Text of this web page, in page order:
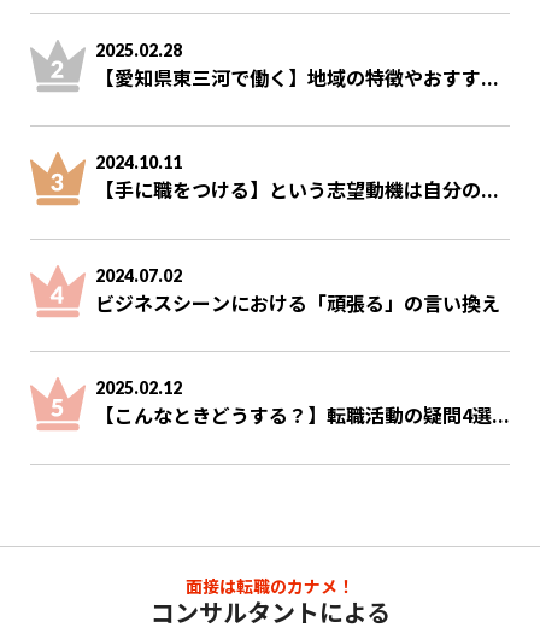
2025.02.28
【愛知県東三河で働く】地域の特徴やおすす...
2024.10.11
【手に職をつける】という志望動機は自分の...
2024.07.02
ビジネスシーンにおける「頑張る」の言い換え
2025.02.12
【こんなときどうする？】転職活動の疑問4選...
面接は転職のカナメ！
コンサルタントによる